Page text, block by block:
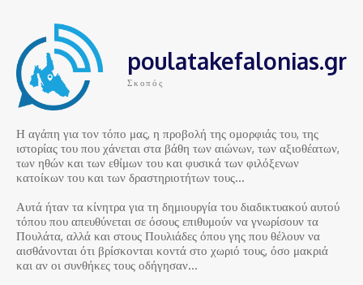
poulatakefalonias.gr
Σκοπός
Η αγάπη για τον τόπο μας, η προβολή της ομορφιάς του, της
ιστορίας του που χάνεται στα βάθη των αιώνων, των αξιοθέατων,
των ηθών και των εθίμων του και φυσικά των φιλόξενων
κατοίκων του και των δραστηριοτήτων τους…
Αυτά ήταν τα κίνητρα για τη δημιουργία του διαδικτυακού αυτού
τόπου που απευθύνεται σε όσους επιθυμούν να γνωρίσουν τα
Πουλάτα, αλλά και στους Πουλιάδες όπου γης που θέλουν να
αισθάνονται ότι βρίσκονται κοντά στο χωριό τους, όσο μακριά
και αν οι συνθήκες τους οδήγησαν…